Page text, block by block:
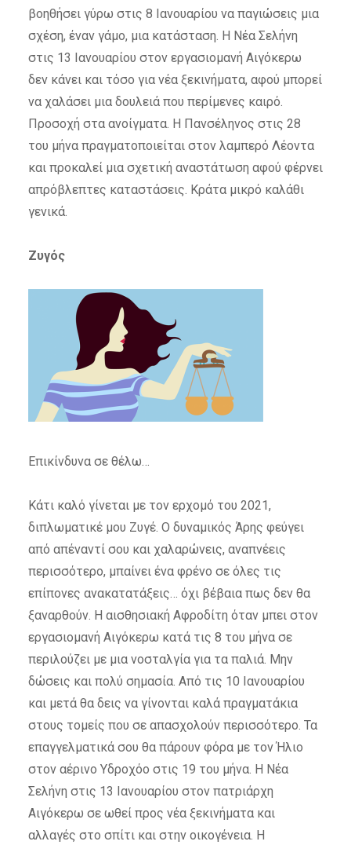
βοηθήσει γύρω στις 8 Ιανουαρίου να παγιώσεις μια
σχέση, έναν γάμο, μια κατάσταση. Η Νέα Σελήνη
στις 13 Ιανουαρίου στον εργασιομανή Αιγόκερω
δεν κάνει και τόσο για νέα ξεκινήματα, αφού μπορεί
να χαλάσει μια δουλειά που περίμενες καιρό.
Προσοχή στα ανοίγματα. Η Πανσέληνος στις 28
του μήνα πραγματοποιείται στον λαμπερό Λέοντα
και προκαλεί μια σχετική αναστάτωση αφού φέρνει
απρόβλεπτες καταστάσεις. Κράτα μικρό καλάθι
γενικά.
Ζυγός
Επικίνδυνα σε θέλω…
Κάτι καλό γίνεται με τον ερχομό του 2021,
διπλωματικέ μου Ζυγέ. Ο δυναμικός Άρης φεύγει
από απέναντί σου και χαλαρώνεις, αναπνέεις
περισσότερο, μπαίνει ένα φρένο σε όλες τις
επίπονες ανακατατάξεις… όχι βέβαια πως δεν θα
ξαναρθούν. Η αισθησιακή Αφροδίτη όταν μπει στον
εργασιομανή Αιγόκερω κατά τις 8 του μήνα σε
περιλούζει με μια νοσταλγία για τα παλιά. Μην
δώσεις και πολύ σημασία. Από τις 10 Ιανουαρίου
και μετά θα δεις να γίνονται καλά πραγματάκια
στους τομείς που σε απασχολούν περισσότερο. Τα
επαγγελματικά σου θα πάρουν φόρα με τον Ήλιο
στον αέρινο Υδροχόο στις 19 του μήνα. Η Νέα
Σελήνη στις 13 Ιανουαρίου στον πατριάρχη
Αιγόκερω σε ωθεί προς νέα ξεκινήματα και
αλλαγές στο σπίτι και στην οικογένεια. Η